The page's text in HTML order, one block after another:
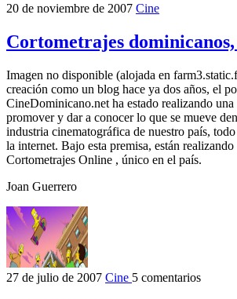
20 de noviembre de 2007 Cine
Cortometrajes dominicanos,
Imagen no disponible (alojada en
creación como un blog hace ya dos años, el
CineDominicano.net ha estado realizando
promover y dar a conocer lo que se mueve
industria cinematográfica de nuestro país,
la internet. Bajo esta premisa, están
Cortometrajes Online , único en el país.
Joan Guerrero
27 de julio de 2007 Cine 5 comentarios